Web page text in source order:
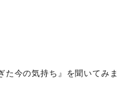
た今の気持ち』を聞いてみま